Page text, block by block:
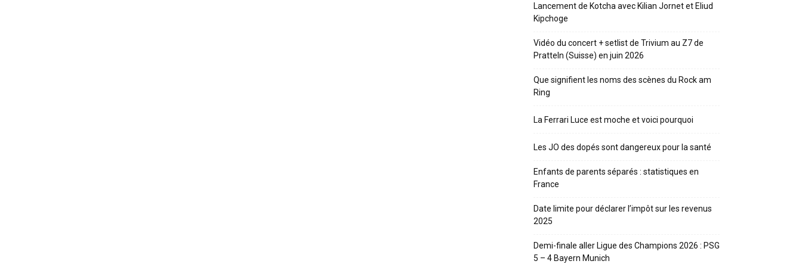
Lancement de Kotcha avec Kilian Jornet et Eliud
Kipchoge
Vidéo du concert + setlist de Trivium au Z7 de
Pratteln (Suisse) en juin 2026
Que signifient les noms des scènes du Rock am
Ring
La Ferrari Luce est moche et voici pourquoi
Les JO des dopés sont dangereux pour la santé
Enfants de parents séparés : statistiques en
France
Date limite pour déclarer l’impôt sur les revenus
2025
Demi-finale aller Ligue des Champions 2026 : PSG
5 – 4 Bayern Munich